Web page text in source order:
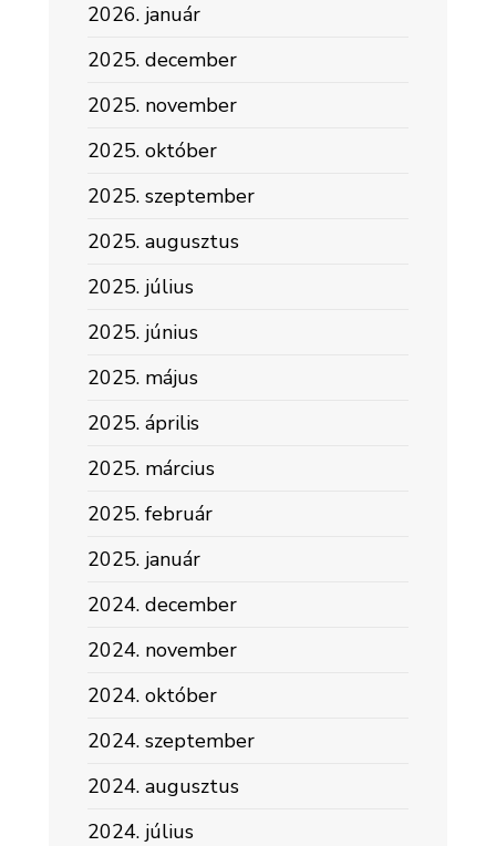
2026. január
2025. december
2025. november
2025. október
2025. szeptember
2025. augusztus
2025. július
2025. június
2025. május
2025. április
2025. március
2025. február
2025. január
2024. december
2024. november
2024. október
2024. szeptember
2024. augusztus
2024. július